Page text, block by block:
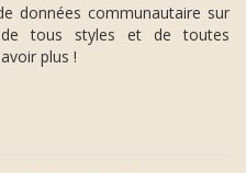
données communautaire sur
tous styles et de toutes
plus !